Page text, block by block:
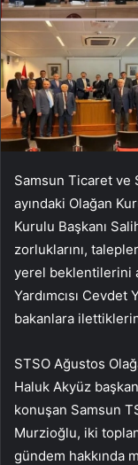
Samsun Ticaret ve
ayındaki Olağan
Kurulu Başkanı
zorluklarını,
yerel beklentilerini
Yardımcısı Cevdet
bakanlara
STSO Ağustos
Haluk Akyüz
konuşan Samsun
Murzioğlu, iki
gündem hakkında